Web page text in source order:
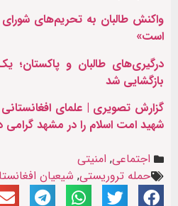
واکنش طالبان به تحریم‌های
است»
درگیری‌های طالبان و پاکستان؛
بازگشایی شد
گزارش تصویری | علمای افغانستانی
شهید امت اسلام را در مشهد گرامی
اجتماعی, امنیتی
حمله تروریستی, شیعیان